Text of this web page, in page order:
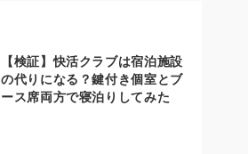
【検証】快活クラブは宿泊施設
の代りになる？鍵付き個室とブ
ース席両方で寝泊りしてみた